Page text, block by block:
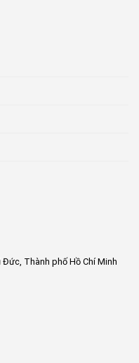
Đức, Thành phố Hồ Chí Minh